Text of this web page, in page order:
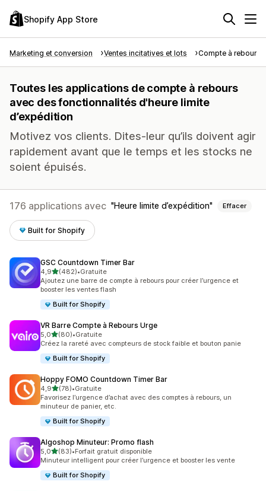
Shopify App Store
Marketing et conversion Ventes incitatives et lots Compte à rebours
Toutes les applications de compte à rebours
avec des fonctionnalités d'heure limite
d’expédition
Motivez vos clients. Dites-leur qu’ils doivent agir
rapidement avant que le temps et les stocks ne
soient épuisés.
176 applications avec Heure limite d’expédition Effacer
Built for Shopify
GSC Countdown Timer Bar
4,9étoile(s) sur 5
(482)
482 avis au total
•Gratuite
Ajoutez une barre de compte à rebours pour créer l’urgence et
booster les ventes flash
Built for Shopify
VR Barre Compte à Rebours Urge
5,0étoile(s) sur 5
(80)
80 avis au total
•Gratuite
Créez la rareté avec compteurs de stock faible et bouton panie
Built for Shopify
Hoppy FOMO Countdown Timer Bar
4,9étoile(s) sur 5
(78)
78 avis au total
•Gratuite
Favorisez l’urgence d’achat avec des comptes à rebours, un
minuteur de panier, etc.
Built for Shopify
Algoshop Minuteur: Promo flash
5,0étoile(s) sur 5
(83)
83 avis au total
•Forfait gratuit disponible
Minuteur intelligent pour créer l’urgence et booster les vente
Built for Shopify